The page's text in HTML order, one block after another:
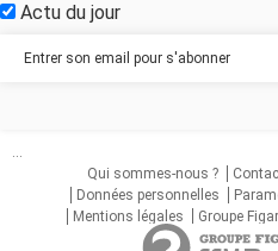
Actu du jour
...
Qui sommes-nous ?
Données personnelles
Mentions légales
Groupe